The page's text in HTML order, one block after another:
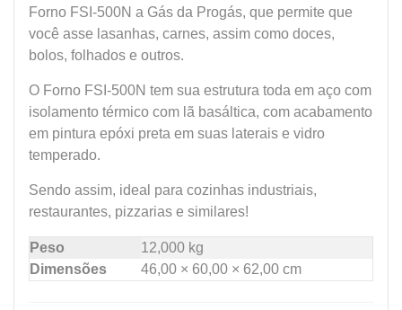
Forno FSI-500N a Gás da Progás, que permite que
você asse lasanhas, carnes, assim como doces,
bolos, folhados e outros.
O Forno FSI-500N tem sua estrutura toda em aço com
isolamento térmico com lã basáltica, com acabamento
em pintura epóxi preta em suas laterais e vidro
temperado.
Sendo assim, ideal para cozinhas industriais,
restaurantes, pizzarias e similares!
Peso
12,000 kg
Dimensões
46,00 × 60,00 × 62,00 cm